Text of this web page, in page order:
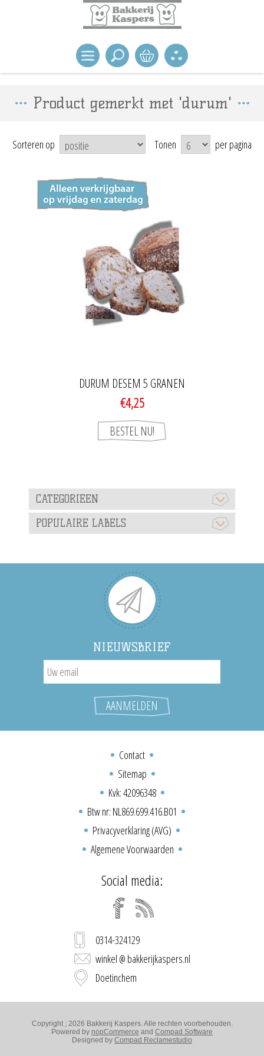
Product gemerkt met 'durum'
Sorteren op Tonen per pagina
DURUM DESEM 5 GRANEN
€4,25
CATEGORIEEN
POPULAIRE LABELS
NIEUWSBRIEF
Contact
Sitemap
Kvk: 42096348
Btw nr: NL869.699.416.B01
Privacyverklaring (AVG)
Algemene Voorwaarden
Social media:
0314-324129
winkel @ bakkerijkaspers.nl
Doetinchem
Copyright ; 2026 Bakkerij Kaspers. Alle rechten voorbehouden.
Powered by nopCommerce and Compad Software
Designed by Compad Reclamestudio